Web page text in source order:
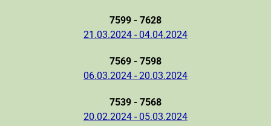
7599 - 7628
21.03.2024 - 04.04.2024
7569 - 7598
06.03.2024 - 20.03.2024
7539 - 7568
20.02.2024 - 05.03.2024